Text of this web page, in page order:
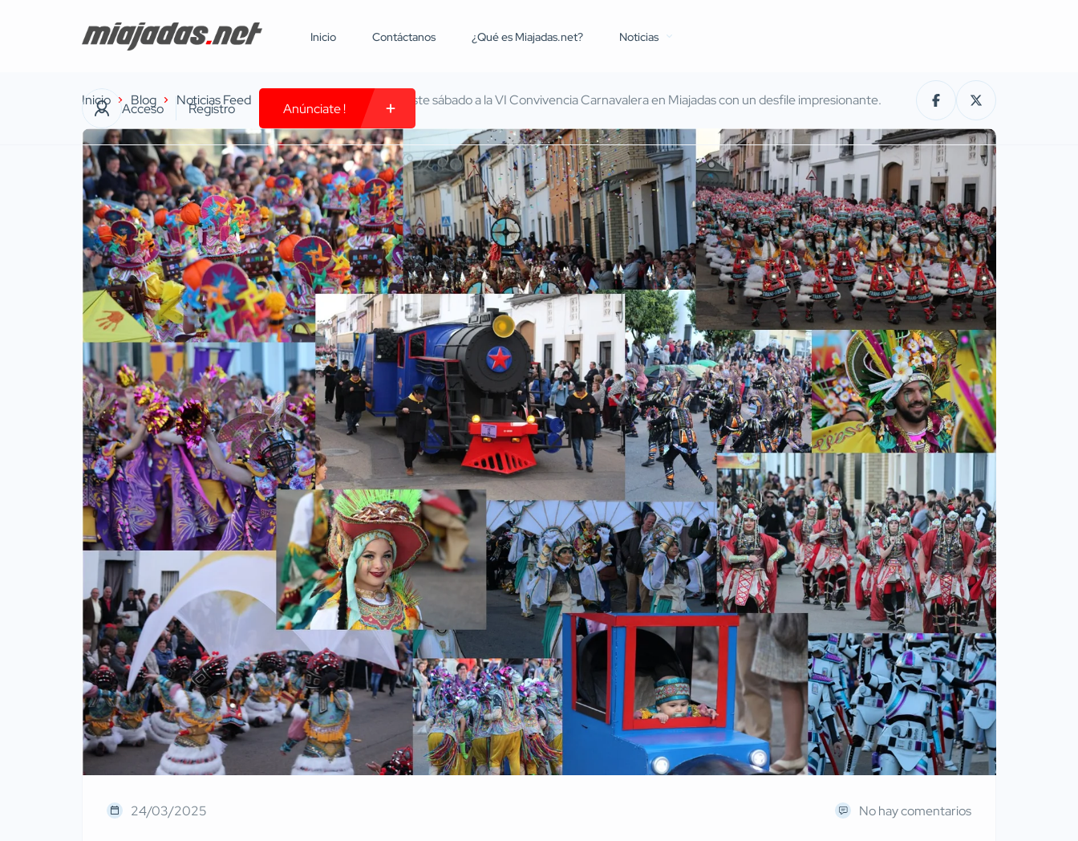
Inicio Contáctanos ¿Qué es Miajadas.net? Noticias
Acceso Registro Anúnciate !
Inicio Blog Noticias Feed 18 Comparsas se unirán este sábado a la VI Convivencia Carnavalera en Miajadas con un desfile impresionante.
24/03/2025 No hay comentarios